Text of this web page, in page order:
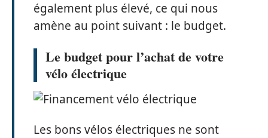
également plus élevé, ce qui nous
amène au point suivant : le budget.
Le budget pour l’achat de votre
vélo électrique
Les bons vélos électriques ne sont